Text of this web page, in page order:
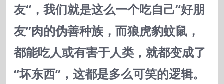
友“，我们就是这么一个吃自己“好朋
友”肉的伪善种族，而狼虎豹蚊鼠，
都能吃人或有害于人类，就都变成了
“坏东西”，这都是多么可笑的逻辑。